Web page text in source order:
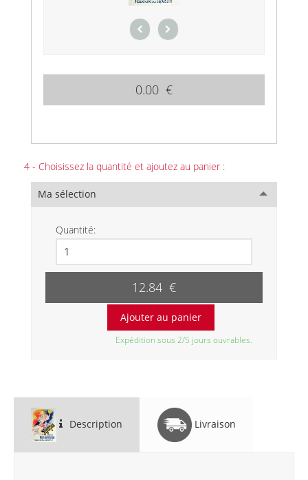
0.00 €
4 - Choisissez la quantité et ajoutez au panier :
Ma sélection
Quantité:
12.84 €
Expédition sous 2/5 jours ouvrables.
Description Livraison